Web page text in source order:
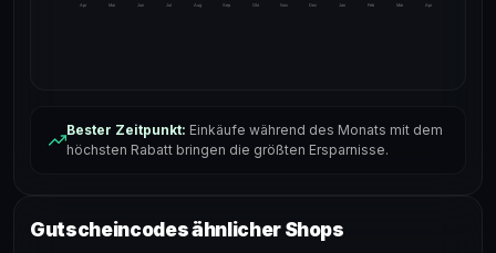
Apr
Mai Jun Jul Aug Sep Okt Nov Dez Jan Feb Mär Apr
Bester Zeitpunkt: Einkäufe während des Monats mit dem
höchsten Rabatt bringen die größten Ersparnisse.
Gutscheincodes ähnlicher Shops